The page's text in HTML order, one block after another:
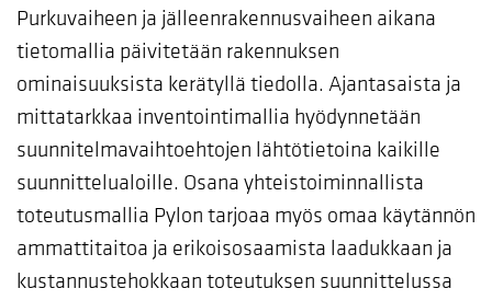
Purkuvaiheen ja jälleenrakennusvaiheen aikana
tietomallia päivitetään rakennuksen
ominaisuuksista kerätyllä tiedolla. Ajantasaista ja
mittatarkkaa inventointimallia hyödynnetään
suunnitelmavaihtoehtojen lähtötietoina kaikille
suunnittelualoille. Osana yhteistoiminnallista
toteutusmallia Pylon tarjoaa myös omaa käytännön
ammattitaitoa ja erikoisosaamista laadukkaan ja
kustannustehokkaan toteutuksen suunnittelussa